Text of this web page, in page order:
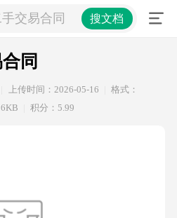
交易合同 搜文档
同
上传时间：2026-05-16
格式：
积分：5.99